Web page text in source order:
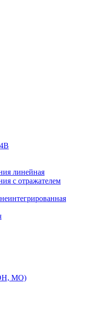
линейная
с отражателем
МО)